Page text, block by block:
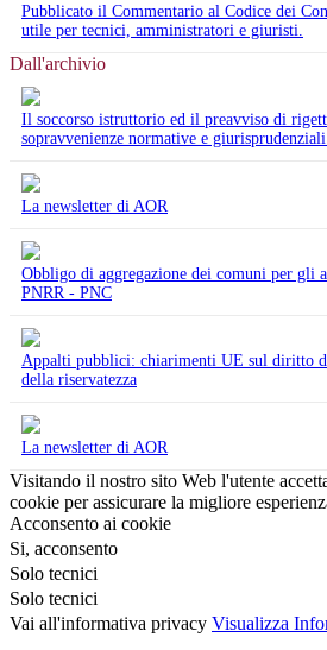
Pubblicato il Commentario al Codice dei
utile per tecnici, amministratori e giuristi.
Dall'archivio
Il soccorso istruttorio ed il preavviso di
sopravvenienze normative e giurisprudenziali.
La newsletter di AOR
Obbligo di aggregazione dei comuni per gli
PNRR - PNC
Appalti pubblici: chiarimenti UE sul diritto
della riservatezza
La newsletter di AOR
Visitando il nostro sito Web l'utente
cookie per assicurare la migliore
Acconsento ai cookie
Si, acconsento
Solo tecnici
Solo tecnici
Vai all'informativa privacy Visualizza